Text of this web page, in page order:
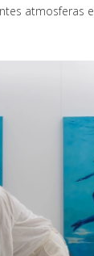
atmosferas